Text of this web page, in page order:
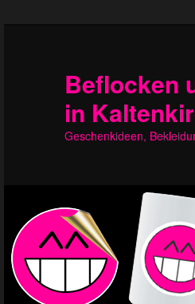
Beflocken
in
Geschenkideen,